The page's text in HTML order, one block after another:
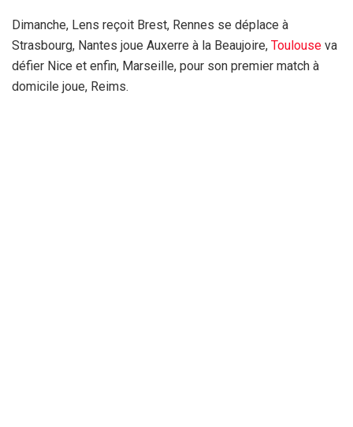
Dimanche, Lens reçoit Brest, Rennes se déplace à
Strasbourg, Nantes joue Auxerre à la Beaujoire, Toulouse va
défier Nice et enfin, Marseille, pour son premier match à
domicile joue, Reims.